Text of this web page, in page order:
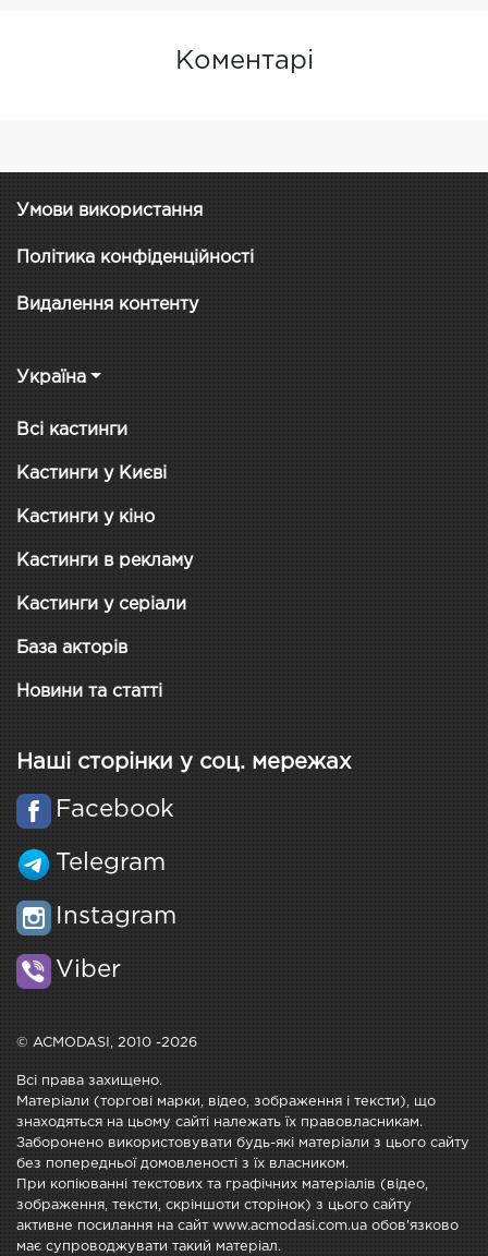
Коментарі
Умови використання
Політика конфіденційності
Видалення контенту
Україна
Всі кастинги
Кастинги у Києві
Кастинги у кіно
Кастинги в рекламу
Кастинги у серіали
База акторів
Новини та статті
Наші сторінки у соц. мережах
Facebook
Telegram
Instagram
Viber
© ACMODASI, 2010 -2026
Всі права захищено.
Матеріали (торгові марки, відео, зображення і тексти), що
знаходяться на цьому сайті належать їх правовласникам.
Заборонено використовувати будь-які матеріали з цього сайту
без попередньої домовленості з їх власником.
При копіюванні текстових та графічних матеріалів (відео,
зображення, тексти, скріншоти сторінок) з цього сайту
активне посилання на сайт www.acmodasi.com.ua обов'язково
має супроводжувати такий матеріал.